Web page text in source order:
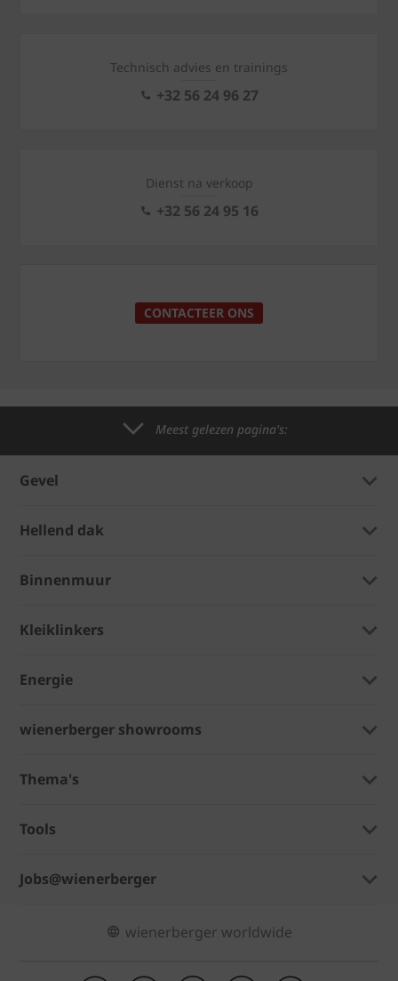
Technisch advies en trainings
+32 56 24 96 27
Dienst na verkoop
+32 56 24 95 16
CONTACTEER ONS
Meest gelezen pagina's:
Gevel
Hellend dak
Binnenmuur
Kleiklinkers
Energie
wienerberger showrooms
Thema's
Tools
Jobs@wienerberger
wienerberger worldwide